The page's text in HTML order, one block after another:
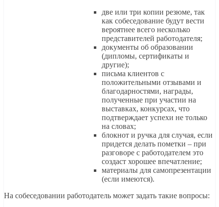
две или три копии резюме, так
как собеседование будут вести
вероятнее всего несколько
представителей работодателя;
документы об образовании
(дипломы, сертификаты и
другие);
письма клиентов с
положительными отзывами и
благодарностями, награды,
полученные при участии на
выставках, конкурсах, что
подтверждает успехи не только
на словах;
блокнот и ручка для случая, если
придется делать пометки – при
разговоре с работодателем это
создаст хорошее впечатление;
материалы для самопрезентации
(если имеются).
На собеседовании работодатель может задать такие вопросы: